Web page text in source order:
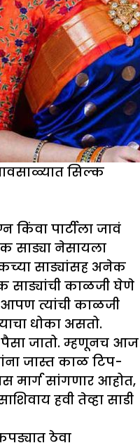
सिल्क
किंवा पार्टीला जावं
साड्या नेसायला
साड्यांसह अनेक
साड्यांची काळजी घेणे
त्यांची काळजी
धोका असतो.
जातो. म्हणूनच आज
जास्त काळ टिप-
मार्ग सांगणार आहोत,
हवी तेव्हा साडी
ठेवा